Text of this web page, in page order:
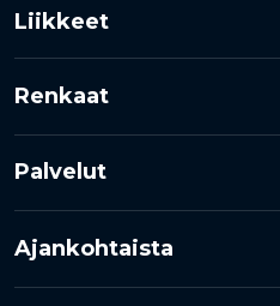
Liikkeet
Renkaat
Henkilöauton renkaat
Kuorma-auton renkaat
Palvelut
Rengashotelli
Ajankohtaista
Kampanjat